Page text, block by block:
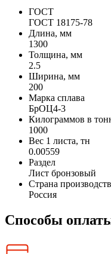
ГОСТ
ГОСТ 18175-78
Длина, мм
1300
Толщина, мм
2.5
Ширина, мм
200
Марка сплава
БрОЦ4-3
Килограммов в
1000
Вес 1 листа, тн
0.00559
Раздел
Лист бронзовый
Страна
Россия
Способы